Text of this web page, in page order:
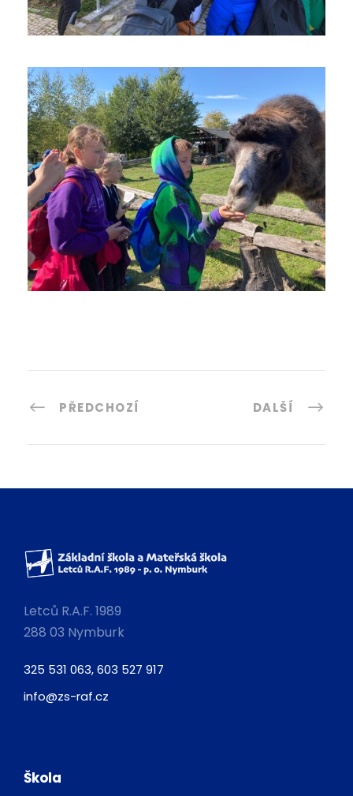
PŘEDCHOZÍ DALŠÍ
Letců R.A.F. 1989
288 03 Nymburk
325 531 063, 603 527 917
info@zs-raf.cz
Škola